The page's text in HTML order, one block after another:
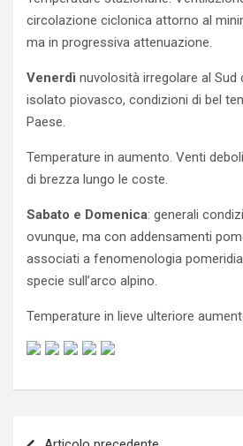
circolazione ciclonica attorno al
ma in progressiva attenuazione.
Venerdì nuvolosità irregolare al Sud
isolato piovasco, condizioni di bel
Paese.
Temperature in aumento. Venti
di brezza lungo le coste.
Sabato e Domenica: generali
ovunque, ma con addensamenti
associati a fenomenologia
specie sull’arco alpino.
Temperature in lieve ulteriore